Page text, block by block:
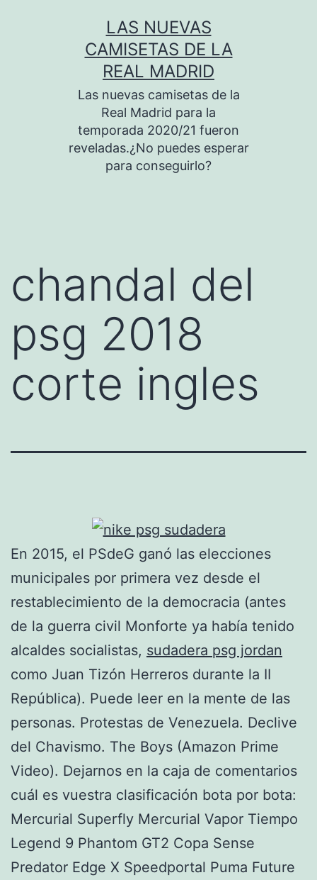
LAS NUEVAS
CAMISETAS DE LA
REAL MADRID
Las nuevas camisetas de la
Real Madrid para la
temporada 2020/21 fueron
reveladas.¿No puedes esperar
para conseguirlo?
chandal del
psg 2018
corte ingles
En 2015, el PSdeG ganó las elecciones
municipales por primera vez desde el
restablecimiento de la democracia (antes
de la guerra civil Monforte ya había tenido
alcaldes socialistas, sudadera psg jordan
como Juan Tizón Herreros durante la II
República). Puede leer en la mente de las
personas. Protestas de Venezuela. Declive
del Chavismo. The Boys (Amazon Prime
Video). Dejarnos en la caja de comentarios
cuál es vuestra clasificación bota por bota:
Mercurial Superfly Mercurial Vapor Tiempo
Legend 9 Phantom GT2 Copa Sense
Predator Edge X Speedportal Puma Future